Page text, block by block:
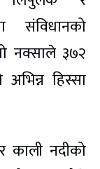
संविधानको
नक्साले ३७२
हिस्सा
काली नदीको